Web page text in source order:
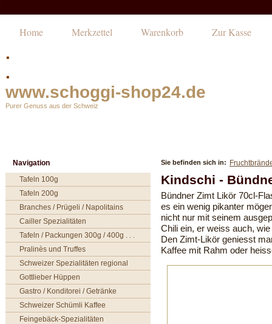
:
Home Merkzettel Warenkorb Zur Kasse
.
.
www.schoggi-shop24.de
Purer Genuss aus der Schweiz
Navigation
Tafeln 100g
Tafeln 200g
Branches / Prügeli / Napolitains
Cailler Spezialitäten
Tafeln / Packungen 300g / 400g . . .
Pralinès und Truffes
Schweizer Spezialitäten regional
Gottlieber Hüppen
Gastro / Konditorei / Getränke
Schweizer Schümli Kaffee
Feingebäck-Spezialitäten
Sie befinden sich in:
Kindschi -
Bündner Zimt Likör 70cl-
es ein wenig pikanter
nicht nur mit seinem
Chili ein, er weiss auch,
Den Zimt-Likör geniesst
Kaffee mit Rahm oder